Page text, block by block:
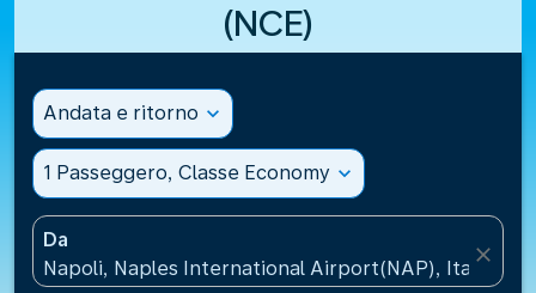
(NCE)
Andata e ritorno expand_more
1 Passeggero, Classe Economy expand_more
Da
Napoli, Naples International Airport(NAP), Italia
close